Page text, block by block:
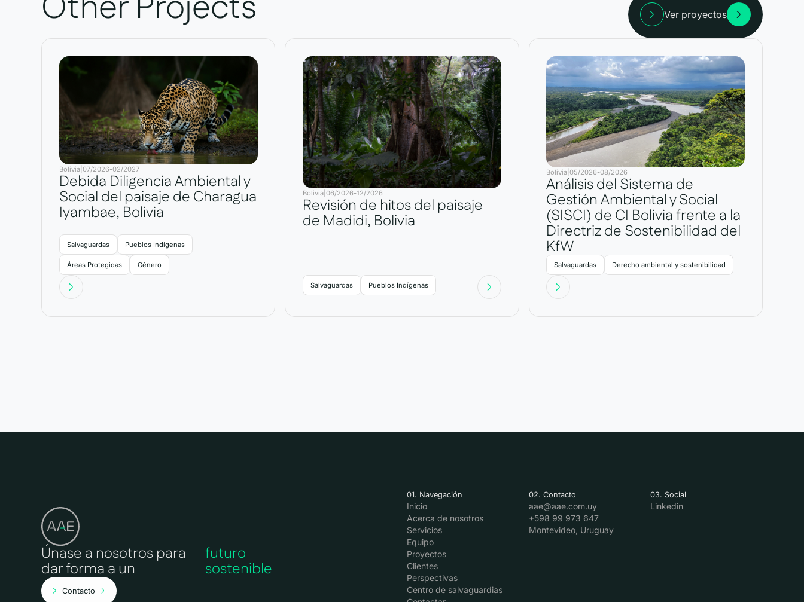
Ver proyectos
Bolivia| 07/2026-02/2027
Debida Diligencia Ambiental y
Social del paisaje de Charagua
Iyambae, Bolivia
Salvaguardas Pueblos Indígenas
Áreas Protegidas Género
Bolivia |06/2026-12/2026
Revisión de hitos del paisaje
de Madidi, Bolivia
Salvaguardas Pueblos Indígenas
Bolivia |05/2026-08/2026
Análisis del Sistema de
Gestión Ambiental y Social
(SISCI) de CI Bolivia frente a la
Directriz de Sostenibilidad del
KfW
Salvaguardas Derecho ambiental y sostenibilidad
Únase a nosotros para
dar forma a un
futuro
sostenible
Contacto
01. Navegación
Inicio
Acerca de nosotros
Servicios
Equipo
Proyectos
Clientes
Perspectivas
Centro de salvaguardias
02. Contacto
aae@aae.com.uy
+598 99 973 647
Montevideo, Uruguay
03. Social
Linkedin